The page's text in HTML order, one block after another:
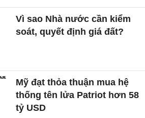
Vì sao Nhà nước cần kiểm
soát, quyết định giá đất?
Mỹ đạt thỏa thuận mua hệ
thống tên lửa Patriot hơn 58
tỷ USD